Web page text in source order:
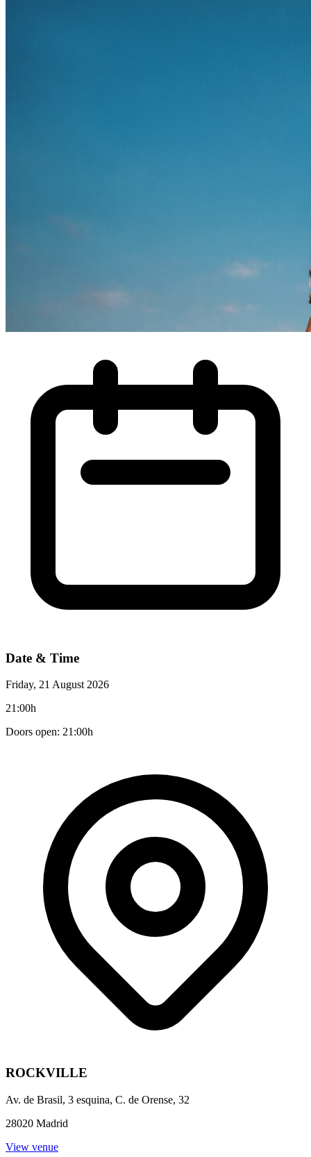
Date & Time
Friday, 21 August 2026
21:00h
Doors open: 21:00h
ROCKVILLE
Av. de Brasil, 3 esquina, C. de Orense, 32
28020 Madrid
View venue